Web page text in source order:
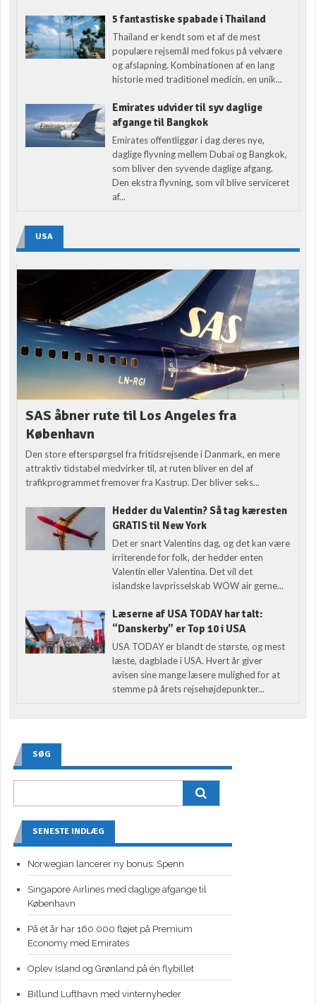
5 fantastiske spabade i Thailand
Thailand er kendt som et af de mest
populære rejsemål med fokus på velvære
og afslapning. Kombinationen af en lang
historie med traditionel medicin, en unik...
Emirates udvider til syv daglige
afgange til Bangkok
Emirates offentliggør i dag deres nye,
daglige flyvning mellem Dubai og Bangkok,
som bliver den syvende daglige afgang.
Den ekstra flyvning, som vil blive serviceret
af...
USA
SAS åbner rute til Los Angeles fra
København
Den store efterspørgsel fra fritidsrejsende i Danmark, en mere
attraktiv tidstabel medvirker til, at ruten bliver en del af
trafikprogrammet fremover fra Kastrup. Der bliver seks...
Hedder du Valentin? Så tag kæresten
GRATIS til New York
Det er snart Valentins dag, og det kan være
irriterende for folk, der hedder enten
Valentin eller Valentina. Det vil det
islandske lavprisselskab WOW air gerne...
Læserne af USA TODAY har talt:
“Danskerby” er Top 10 i USA
USA TODAY er blandt de største, og mest
læste, dagblade i USA. Hvert år giver
avisen sine mange læsere mulighed for at
stemme på årets rejsehøjdepunkter...
SØG
SENESTE INDLÆG
Norwegian lancerer ny bonus: Spenn
Singapore Airlines med daglige afgange til
København
På ét år har 160.000 fløjet på Premium
Economy med Emirates
Oplev Island og Grønland på én flybillet
Billund Lufthavn med vinternyheder